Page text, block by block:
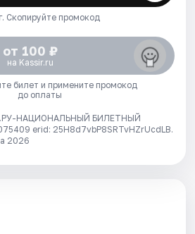
Скопируйте промокод
от 100 ₽
на Kassir.ru
билет и примените промокод
до оплаты
НАЦИОНАЛЬНЫЙ БИЛЕТНЫЙ
erid: 25H8d7vbP8SRTvHZrUcdLB.
2026